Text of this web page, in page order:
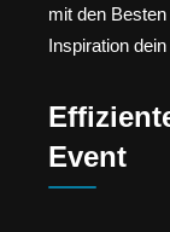
mit den
Inspiration
Event